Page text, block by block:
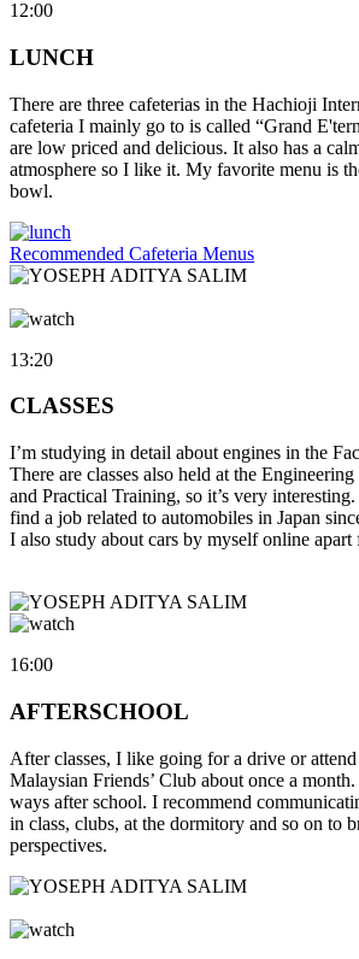
12:00
LUNCH
There are three cafeterias in the Hachioji
cafeteria I mainly go to is called “Grand
are low priced and delicious. It also has a
atmosphere so I like it. My favorite menu is
bowl.
Recommended Cafeteria Menus
13:20
CLASSES
I’m studying in detail about engines in the
There are classes also held at the
and Practical Training, so it’s very
find a job related to automobiles in Japan
I also study about cars by myself online apart
16:00
AFTERSCHOOL
After classes, I like going for a drive or
Malaysian Friends’ Club about once a
ways after school. I recommend
in class, clubs, at the dormitory and so on to
perspectives.